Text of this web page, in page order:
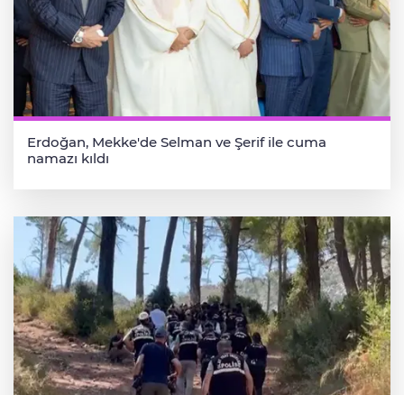
Erdoğan, Mekke'de Selman ve Şerif ile cuma
namazı kıldı